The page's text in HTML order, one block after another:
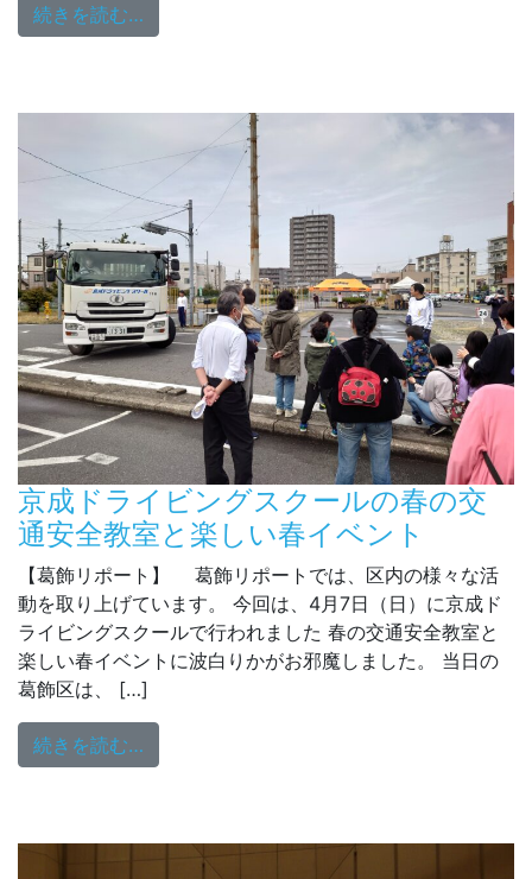
続きを読む…
京成ドライビングスクールの春の交
通安全教室と楽しい春イベント
【葛飾リポート】 葛飾リポートでは、区内の様々な活
動を取り上げています。 今回は、4月7日（日）に京成ド
ライビングスクールで行われました 春の交通安全教室と
楽しい春イベントに波白りかがお邪魔しました。 当日の
葛飾区は、 […]
続きを読む…